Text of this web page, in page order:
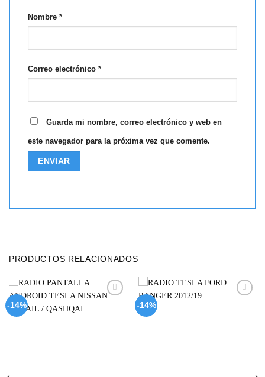
Nombre *
Correo electrónico *
Guarda mi nombre, correo electrónico y web en
este navegador para la próxima vez que comente.
PRODUCTOS RELACIONADOS
-14% -14%